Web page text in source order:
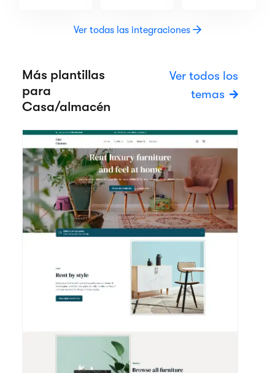
Ver todas las integraciones
Más plantillas
para
Casa/almacén
Ver todos los
temas